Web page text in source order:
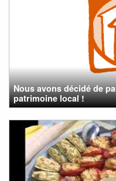
Nous avons décidé de
patrimoine local !